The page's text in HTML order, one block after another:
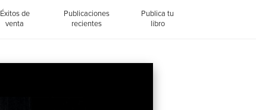
Éxitos de
venta
Publicaciones
recientes
Publica tu
libro